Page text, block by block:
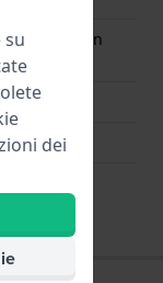
con
su
dei